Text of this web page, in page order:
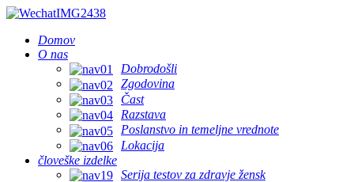
Domov
O nas
Dobrodošli
Zgodovina
Čast
Razstava
Poslanstvo in temeljne vrednote
Lokacija
človeške izdelke
Serija testov za zdravje žensk